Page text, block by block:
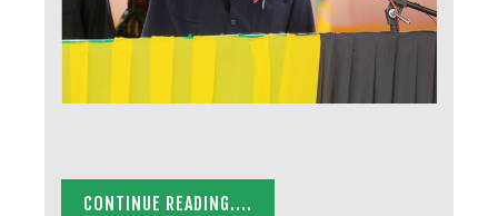
CONTINUE READING....